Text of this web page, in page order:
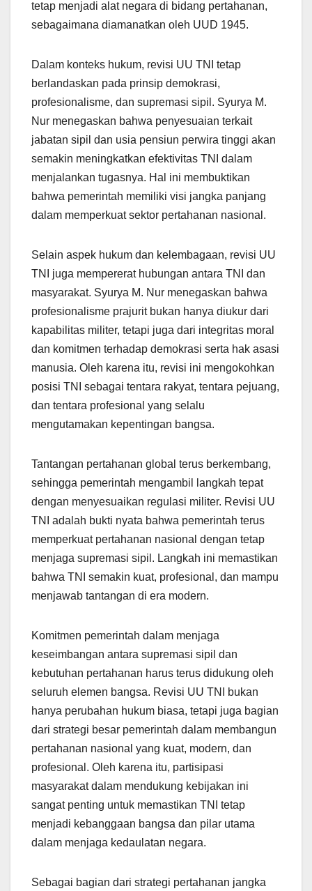
tetap menjadi alat negara di bidang pertahanan,
sebagaimana diamanatkan oleh UUD 1945.
Dalam konteks hukum, revisi UU TNI tetap
berlandaskan pada prinsip demokrasi,
profesionalisme, dan supremasi sipil. Syurya M.
Nur menegaskan bahwa penyesuaian terkait
jabatan sipil dan usia pensiun perwira tinggi akan
semakin meningkatkan efektivitas TNI dalam
menjalankan tugasnya. Hal ini membuktikan
bahwa pemerintah memiliki visi jangka panjang
dalam memperkuat sektor pertahanan nasional.
Selain aspek hukum dan kelembagaan, revisi UU
TNI juga mempererat hubungan antara TNI dan
masyarakat. Syurya M. Nur menegaskan bahwa
profesionalisme prajurit bukan hanya diukur dari
kapabilitas militer, tetapi juga dari integritas moral
dan komitmen terhadap demokrasi serta hak asasi
manusia. Oleh karena itu, revisi ini mengokohkan
posisi TNI sebagai tentara rakyat, tentara pejuang,
dan tentara profesional yang selalu
mengutamakan kepentingan bangsa.
Tantangan pertahanan global terus berkembang,
sehingga pemerintah mengambil langkah tepat
dengan menyesuaikan regulasi militer. Revisi UU
TNI adalah bukti nyata bahwa pemerintah terus
memperkuat pertahanan nasional dengan tetap
menjaga supremasi sipil. Langkah ini memastikan
bahwa TNI semakin kuat, profesional, dan mampu
menjawab tantangan di era modern.
Komitmen pemerintah dalam menjaga
keseimbangan antara supremasi sipil dan
kebutuhan pertahanan harus terus didukung oleh
seluruh elemen bangsa. Revisi UU TNI bukan
hanya perubahan hukum biasa, tetapi juga bagian
dari strategi besar pemerintah dalam membangun
pertahanan nasional yang kuat, modern, dan
profesional. Oleh karena itu, partisipasi
masyarakat dalam mendukung kebijakan ini
sangat penting untuk memastikan TNI tetap
menjadi kebanggaan bangsa dan pilar utama
dalam menjaga kedaulatan negara.
Sebagai bagian dari strategi pertahanan jangka